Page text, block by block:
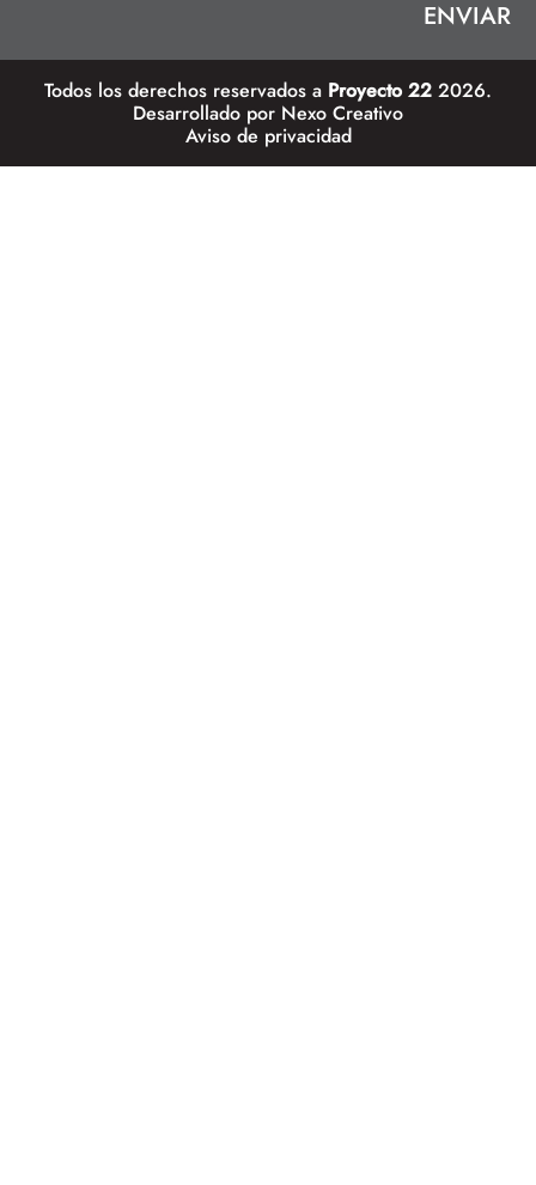
Todos los derechos reservados a Proyecto 22 2026.
Desarrollado por Nexo Creativo
Aviso de privacidad